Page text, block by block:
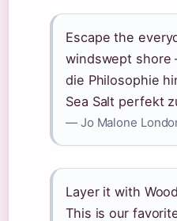
Escape the
windswept shore
die Philosophie
Sea Salt perfekt
— Jo Malone
Layer it with
This is our